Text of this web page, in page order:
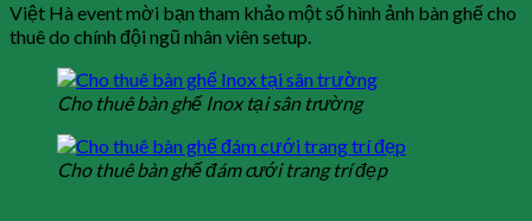
Việt Hà event mời bạn tham khảo một số hình ảnh bàn ghế cho
thuê do chính đội ngũ nhân viên setup.
Cho thuê bàn ghế Inox tại sân trường
Cho thuê bàn ghế đám cưới trang trí đẹp